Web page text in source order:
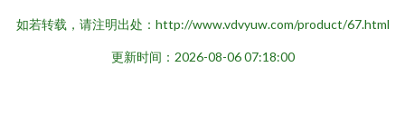
如若转载，请注明出处：http://www.vdvyuw.com/product/67.html
更新时间：2026-08-06 07:18:00